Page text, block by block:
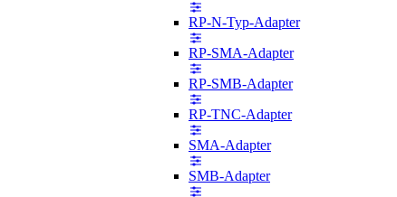
RP-N-Typ-Adapter
RP-SMA-Adapter
RP-SMB-Adapter
RP-TNC-Adapter
SMA-Adapter
SMB-Adapter